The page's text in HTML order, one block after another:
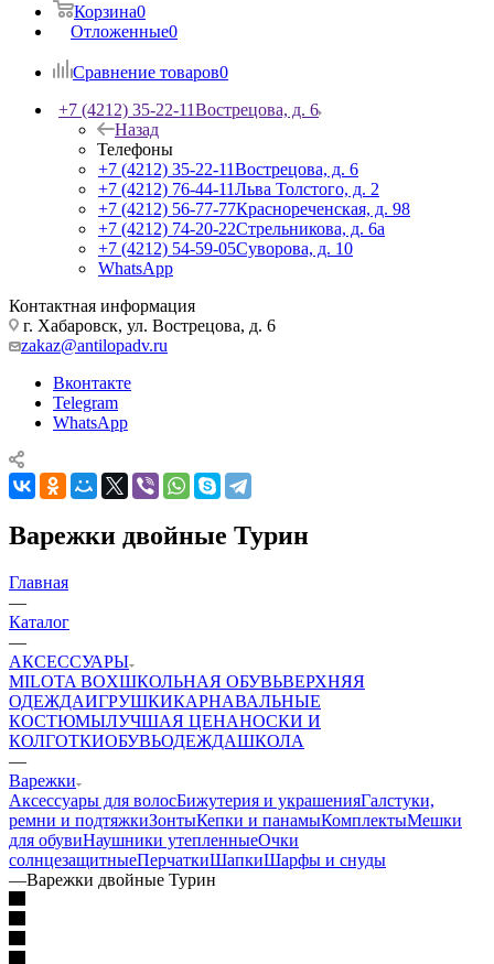
Корзина0
Отложенные0
Сравнение товаров0
+7 (4212) 35-22-11Вострецова, д. 6
Назад
Телефоны
+7 (4212) 35-22-11Вострецова, д. 6
+7 (4212) 76-44-11Льва Толстого, д. 2
+7 (4212) 56-77-77Краснореченская, д. 98
+7 (4212) 74-20-22Стрельникова, д. 6а
+7 (4212) 54-59-05Суворова, д. 10
WhatsApp
Контактная информация
г. Хабаровск, ул. Вострецова, д. 6
zakaz@antilopadv.ru
Вконтакте
Telegram
WhatsApp
Варежки двойные Турин
Главная
—
Каталог
—
АКСЕССУАРЫ
MILOTA BOXШКОЛЬНАЯ ОБУВЬВЕРХНЯЯ
ОДЕЖДАИГРУШКИКАРНАВАЛЬНЫЕ
КОСТЮМЫЛУЧШАЯ ЦЕНАНОСКИ И
КОЛГОТКИОБУВЬОДЕЖДАШКОЛА
—
Варежки
Аксессуары для волосБижутерия и украшенияГалстуки,
ремни и подтяжкиЗонтыКепки и панамыКомплектыМешки
для обувиНаушники утепленныеОчки
солнцезащитныеПерчаткиШапкиШарфы и снуды
—Варежки двойные Турин